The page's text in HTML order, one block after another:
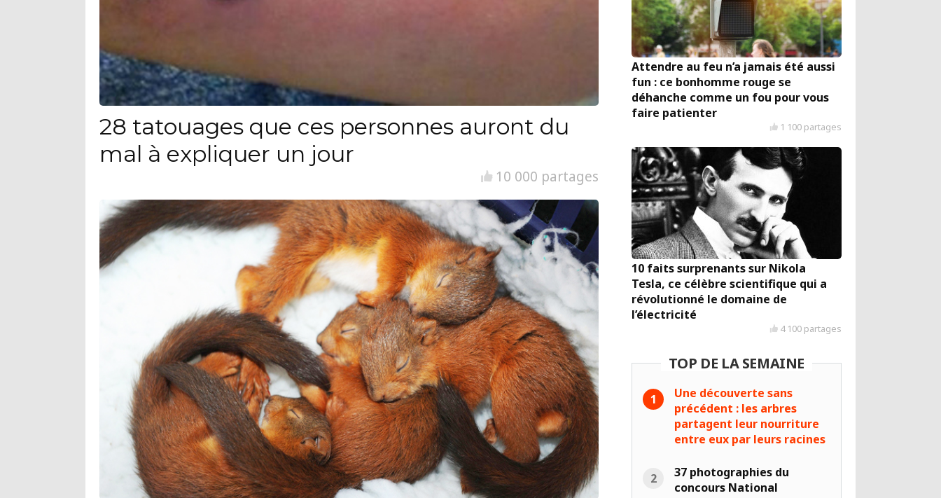
28 tatouages que ces personnes auront du
mal à expliquer un jour
10 000 partages
Attendre au feu n’a jamais été aussi
fun : ce bonhomme rouge se
déhanche comme un fou pour vous
faire patienter
1 100 partages
10 faits surprenants sur Nikola
Tesla, ce célèbre scientifique qui a
révolutionné le domaine de
l’électricité
4 100 partages
TOP DE LA SEMAINE
Une découverte sans
précédent : les arbres
partagent leur nourriture
entre eux par leurs racines
37 photographies du
concours National